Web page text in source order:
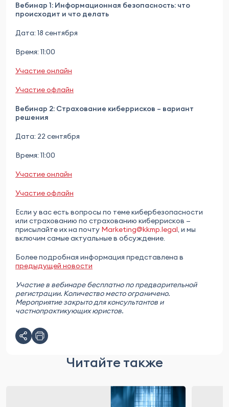
Вебинар 1: Информационная безопасность: что
происходит и что делать
Дата: 18 сентября
Время: 11:00
Участие онлайн
Участие офлайн
Вебинар 2: Страхование киберрисков – вариант
решения
Дата: 22 сентября
Время: 11:00
Участие онлайн
Участие офлайн
Если у вас есть вопросы по теме кибербезопасности
или страхованию по страхованию киберрисков —
присылайте их на почту Marketing@kkmp.legal, и мы
включим самые актуальные в обсуждение.
Более подробная информация представлена в
предыдущей новости
Участие в вебинаре бесплатно по предварительной
регистрации. Количество место ограничено.
Мероприятие закрыто для консультантов и
частнопрактикующих юристов.
Читайте также